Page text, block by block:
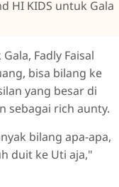
HI KIDS untuk Gala
Fadly Faisal
bisa bilang ke
yang besar di
sebagai rich aunty.
bilang apa-apa,
duit ke Uti aja,"